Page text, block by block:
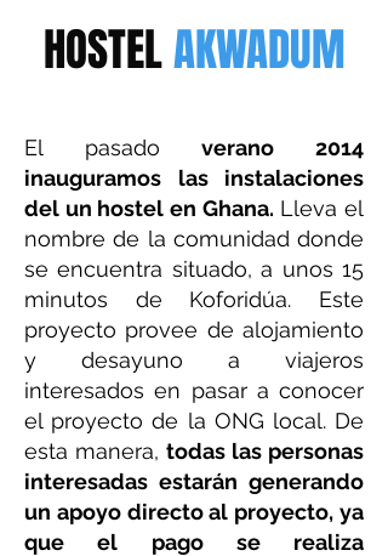
HOSTELAKWADUM
El pasadoverano 2014
inauguramos las instalaciones
del un hostel en Ghana. Lleva el
nombre de la comunidad donde
se encuentra situado, a unos 15
minutos de Koforidúa. Este
proyecto provee de alojamiento
y desayuno a viajeros
interesados en pasar a conocer
el proyecto de la ONG local. De
esta manera, todas las personas
interesadas estarán generando
un apoyo directo al proyecto, ya
que el pago se realiza